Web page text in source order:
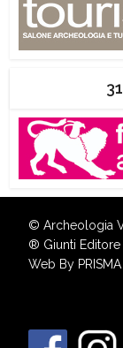
© Archeologia
® Giunti Editore
Web By